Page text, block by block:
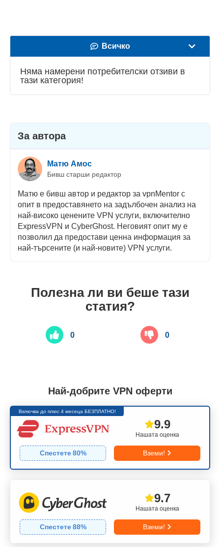
Всичко
Скорост
Няма намерени потребителски отзиви в
тази категория!
За автора
Матю Амос
Бивш старши редактор
Матю е бивш автор и редактор за vpnMentor с
опит в предоставянето на задълбочен анализ на
най-високо ценените VPN услуги, включително
ExpressVPN и CyberGhost. Неговият опит му е
позволил да предостави ценна информация за
най-търсените (и най-новите) VPN услуги.
Полезна ли ви беше тази
статия?
0 0
Най-добрите VPN оферти
Включва до плюс 4 месеца БЕЗПЛАТНО!
Нашата оценка
9.9
Спестете 80% Вземи!
Нашата оценка
9.7
Спестете 88% Вземи!